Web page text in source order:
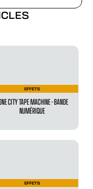
EFFETS
CITY TAPE MACHINE - BANDE
NUMÉRIQUE
EFFETS